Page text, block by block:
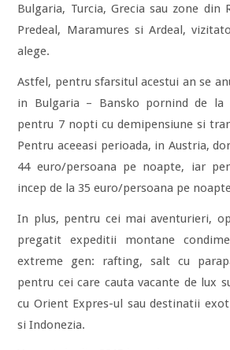
Bulgaria, Turcia, Grecia sau zone din
Predeal, Maramures si Ardeal,
alege.
Astfel, pentru sfarsitul acestui an se
in Bulgaria – Bansko pornind de la
pentru 7 nopti cu demipensiune si
Pentru aceeasi perioada, in Austria,
44 euro/persoana pe noapte, iar
incep de la 35 euro/persoana pe
In plus, pentru cei mai aventurieri,
pregatit expeditii montane
extreme gen: rafting, salt cu
pentru cei care cauta vacante de lux
cu Orient Expres-ul sau destinatii
si Indonezia.